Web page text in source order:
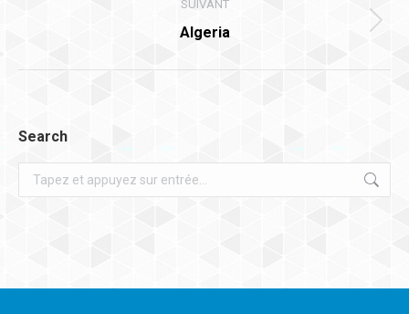
:
SUIVANT
Article
Algeria
Search
Recherche
: